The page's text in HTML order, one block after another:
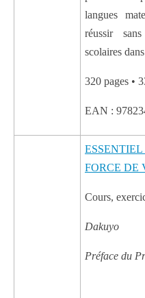
langues
réussir
scolaires
320 pages •
EAN :
FORCE DE
Cours,
Dakuyo
Préface du